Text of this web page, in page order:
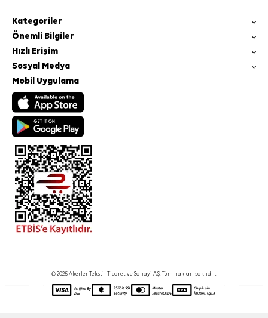
Kategoriler
Önemli Bilgiler
Hızlı Erişim
Sosyal Medya
Mobil Uygulama
© 2025 Akerler Tekstil Ticaret ve Sanayi A.Ş. Tüm hakları saklıdır.